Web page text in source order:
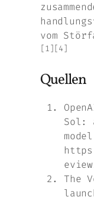
vom
[1][4]
Quellen
Sol:
The